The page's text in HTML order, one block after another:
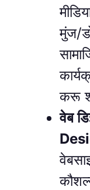
मुंज/
करू
वेब